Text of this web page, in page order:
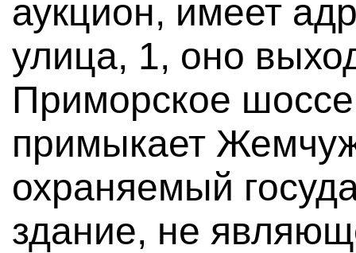
аукцион, имеет
улица, 1, оно
Приморское
примыкает
охраняемый
здание, не